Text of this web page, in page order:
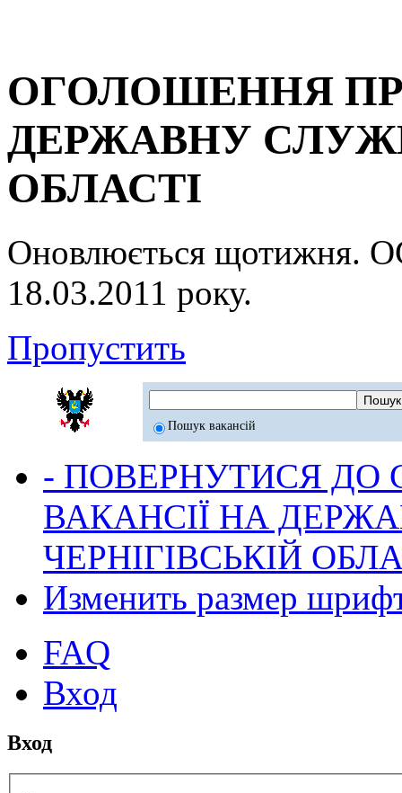
ОГОЛОШЕННЯ
ДЕРЖАВНУ
ОБЛАСТІ
Оновлюється
18.03.2011 року.
Пропустить
Пошук вакансій
- ПОВЕРНУТИСЯ ДО
ВАКАНСІЇ НА
ЧЕРНІГІВСЬКІЙ
Изменить размер
FAQ
Вход
Вход